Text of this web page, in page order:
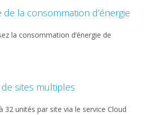
de la consommation d’énergie
la consommation d’énergie de
sites multiples
32 unités par site via le service Cloud